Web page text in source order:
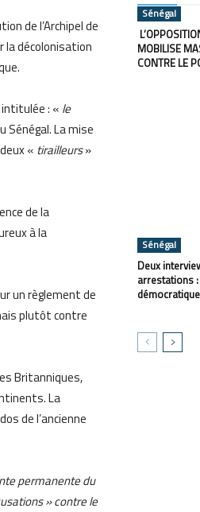
de l’Archipel de
la décolonisation
intitulée : « le
Sénégal. La mise
« tirailleurs»
de la
à la
un règlement de
plutôt contre
Britanniques,
La
de l’ancienne
permanente du
» contre le
Sénégal
MOBILISE
CONTRE LE
Sénégal
Deux
arrestations